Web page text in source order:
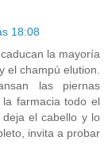
18:08
la mayoría
el champú elution.
las piernas
farmacia todo el
el cabello y lo
invita a probar